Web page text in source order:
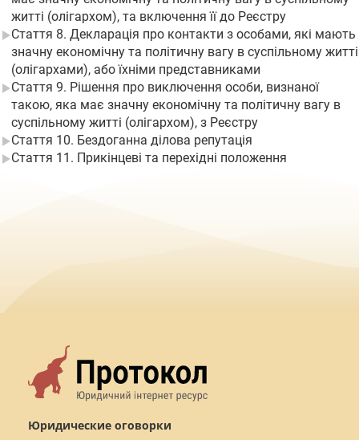
житті (олігархом), та включення її до Реєстру
Стаття 8. Декларація про контакти з особами, які мають
значну економічну та політичну вагу в суспільному житті
(олігархами), або їхніми представниками
Стаття 9. Рішення про виключення особи, визнаної
такою, яка має значну економічну та політичну вагу в
суспільному житті (олігархом), з Реєстру
Стаття 10. Бездоганна ділова репутація
Стаття 11. Прикінцеві та перехідні положення
Юридические оговорки